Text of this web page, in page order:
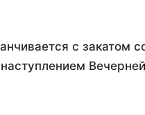
с закатом